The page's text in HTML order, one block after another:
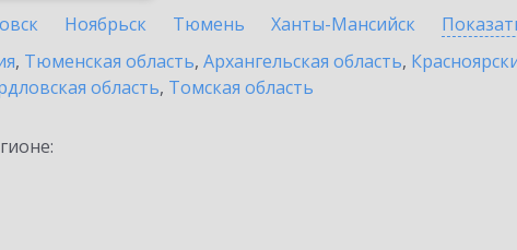
Ноябрьск Тюмень Ханты-Мансийск
, Тюменская область, Архангельская область,
область, Томская область